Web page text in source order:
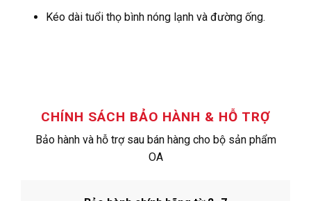
Kéo dài tuổi thọ bình nóng lạnh và đường ống.
CHÍNH SÁCH BẢO HÀNH & HỖ TRỢ
Bảo hành và hỗ trợ sau bán hàng cho bộ sản phẩm
OA